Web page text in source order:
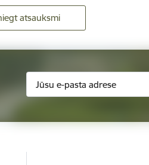
atsauksmi